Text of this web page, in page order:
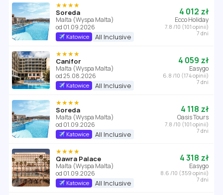
★★★★
Soreda
Malta (Wyspa Malta)
od 01.09.2026
Katowice All Inclusive
4 012 zł
Ecco Holiday
7.8 /10 (101 opinii)
7 dni
★★★★
Canifor
Malta (Wyspa Malta)
od 25.08.2026
Katowice All Inclusive
4 059 zł
Easygo
6.8 /10 (174 opinii)
7 dni
★★★★
Soreda
Malta (Wyspa Malta)
od 01.09.2026
Katowice All Inclusive
4 118 zł
Oasis Tours
7.8 /10 (101 opinii)
7 dni
★★★★
Qawra Palace
Malta (Wyspa Malta)
od 01.09.2026
Katowice All Inclusive
4 318 zł
Easygo
8.6 /10 (359 opinii)
7 dni